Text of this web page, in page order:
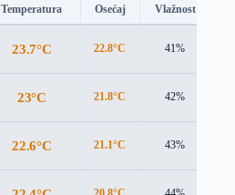
Temperatura Osećaj Vlažnost
23.7°C 22.8°C 41%
23°C 21.8°C 42%
22.6°C 21.1°C 43%